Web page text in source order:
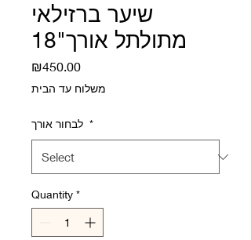
שיער ברזילאי
מתולתל אורך"18
₪450.00Price
משלוח עד הבית
*
Quantity *